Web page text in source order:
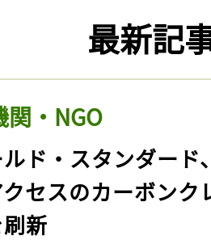
最新記
・NGO
ルド・スタンダード
セスのカーボンク
新